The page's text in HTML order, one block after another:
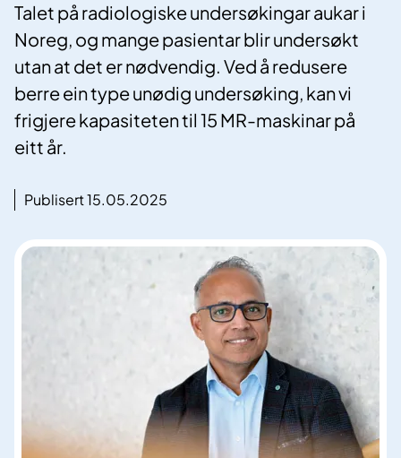
Talet på radiologiske undersøkingar aukar i
Noreg, og mange pasientar blir undersøkt
utan at det er nødvendig. Ved å redusere
berre ein type unødig undersøking, kan vi
frigjere kapasiteten til 15 MR-maskinar på
eitt år.
Publisert 15.05.2025